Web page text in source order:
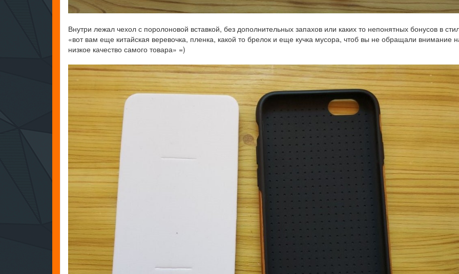
Внутри лежал чехол с поролоновой вставкой, без дополнительных запахов или каких то непонятных бонусов в
«вот вам еще китайская веревочка, пленка, какой то брелок и еще кучка мусора, чтоб вы не обращали внимание
низкое качество самого товара» =)